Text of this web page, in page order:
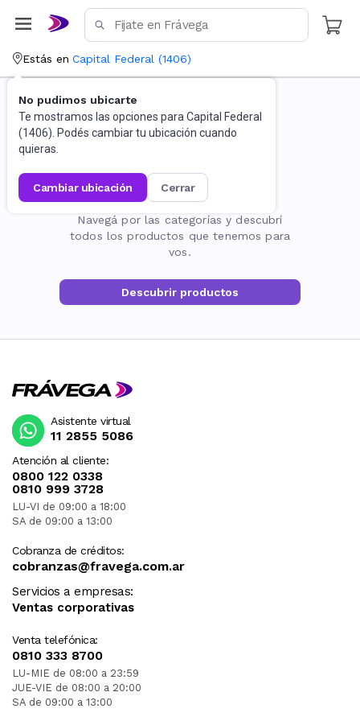
Estás en Capital Federal (1406)
No pudimos ubicarte
Te mostramos las opciones para Capital Federal
(1406). Podés cambiar tu ubicación cuando
quieras.
cambiar ubicación cerrar
La página no existe
Navegá por las categorías y descubrí
todos los productos que tenemos para
vos.
Descubrir productos
Atención al cliente:
0800 122 0338
0810 999 3728
LU-VI de 09:00 a 18:00
SA de 09:00 a 13:00
Cobranza de créditos:
cobranzas@fravega.com.ar
Servicios a empresas:
Ventas corporativas
Venta telefónica:
0810 333 8700
LU-MIE de 08:00 a 23:59
JUE-VIE de 08:00 a 20:00
SA de 09:00 a 13:00
Asistente virtual
11 2855 5086